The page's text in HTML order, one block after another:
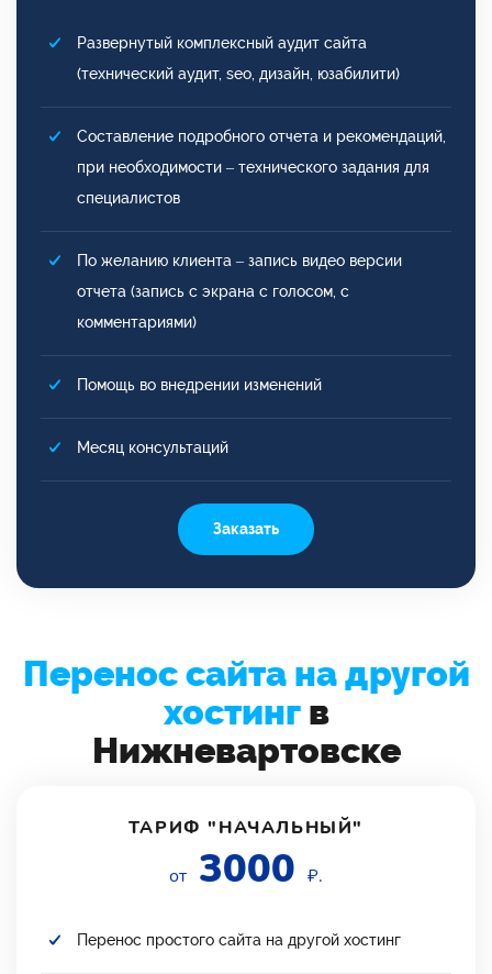
Развернутый комплексный аудит сайта
(технический аудит, seo, дизайн, юзабилити)
Составление подробного отчета и рекомендаций,
при необходимости – технического задания для
специалистов
По желанию клиента – запись видео версии
отчета (запись с экрана с голосом, с
комментариями)
Помощь во внедрении изменений
Месяц консультаций
Заказать
Перенос сайта на другой
хостингв
Нижневартовске
ТАРИФ "НАЧАЛЬНЫЙ"
от 3000 ₽.
Перенос простого сайта на другой хостинг